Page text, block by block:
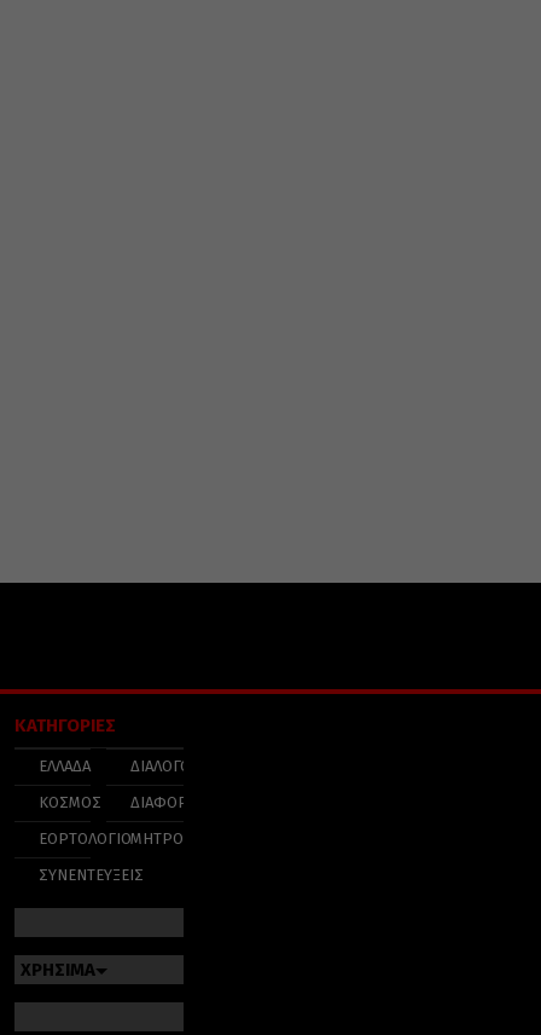
ΚΑΤΗΓΟΡΙΕΣ
ΕΛΛΑΔΑ
ΚΟΣΜΟΣ
ΕΟΡΤΟΛΟΓΙΟ
ΣΥΝΕΝΤΕΥΞΕΙΣ
ΔΙΑΛΟΓΟΣ
ΔΙΑΦΟΡΑ
ΜΗΤΡΟΠΟΛΕΙΣ
ΧΡΗΣΙΜΑ